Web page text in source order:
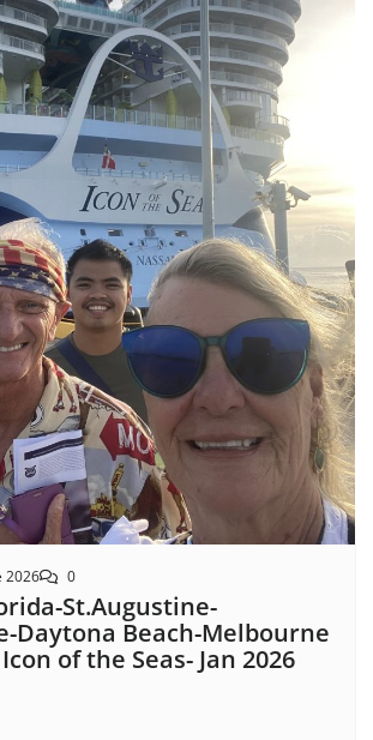
2026 0
St.Augustine-
Daytona Beach-Melbourne
of the Seas- Jan 2026